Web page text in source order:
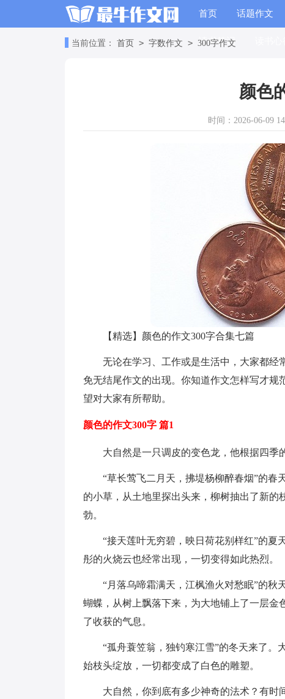
首页 话题作文
读书笔记
当前位置： 首页 > 字数作文 > 300字作文
颜色
时间：2026-06-09
【精选】颜色的作文300字合集七篇
无论在学习、工作或是生活中，大家都经
免无结尾作文的出现。你知道作文怎样写才规
望对大家有所帮助。
颜色的作文300字 篇1
大自然是一只调皮的变色龙，他根据四季
“草长莺飞二月天，拂堤杨柳醉春烟”的春
的小草，从土地里探出头来，柳树抽出了新
勃。
“接天莲叶无穷碧，映日荷花别样红”的夏
彤的火烧云也经常出现，一切变得如此热烈。
“月落乌啼霜满天，江枫渔火对愁眠”的秋
蝴蝶，从树上飘落下来，为大地铺上了一层
了收获的气息。
“孤舟蓑笠翁，独钓寒江雪”的冬天来了。
始枝头绽放，一切都变成了白色的雕塑。
大自然，你到底有多少神奇的法术？有时